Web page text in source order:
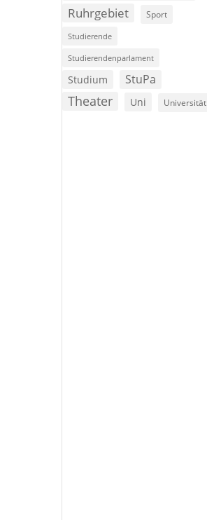
Ruhrgebiet Sport
Studierende
Studierendenparlament
Studium StuPa
Theater Uni Universität